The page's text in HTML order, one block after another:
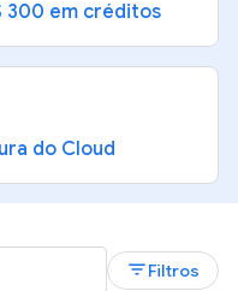
300 em créditos
do Cloud
filter_listFiltros